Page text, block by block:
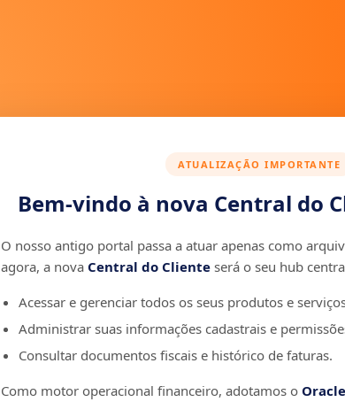
ATUALIZAÇÃO IMPORTANTE
Bem-vindo à nova Central do
O nosso antigo portal passa a atuar apenas como
agora, a nova Central do Cliente será o seu hub
Acessar e gerenciar todos os seus produtos e
Administrar suas informações cadastrais e
Consultar documentos fiscais e histórico de faturas.
Como motor operacional financeiro, adotamos o